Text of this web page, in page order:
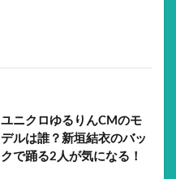
ユニクロゆるりんCMのモ
デルは誰？新垣結衣のバッ
クで踊る2人が気になる！